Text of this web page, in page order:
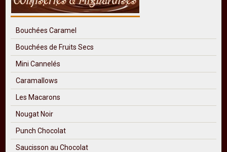
Bouchées Caramel
Bouchées de Fruits Secs
Mini Cannelés
Caramallows
Les Macarons
Nougat Noir
Punch Chocolat
Saucisson au Chocolat